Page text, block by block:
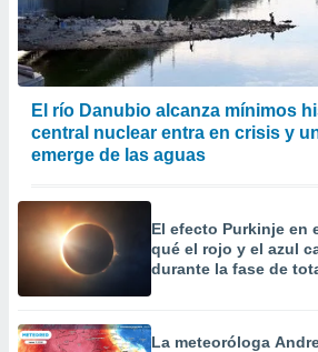
El río Danubio alcanza mínimos
central nuclear entra en crisis y
emerge de las aguas
El efecto Purkinje en
qué el rojo y el azul
durante la fase de
La meteoróloga